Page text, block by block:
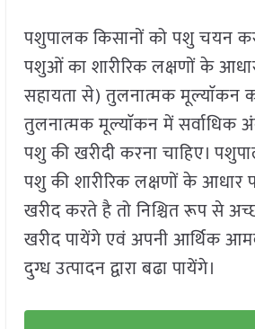
पशुपालक किसानों को पशु चयन
पशुओं का शारीरिक लक्षणों के
सहायता से) तुलनात्मक मूल्याॅकन
तुलनात्मक मूल्याॅकन में सर्वाधिक
पशु की खरीदी करना चाहिए।
पशु की शारीरिक लक्षणों के
खरीद करते है तो निश्चित रूप से
खरीद पायेंगे एवं अपनी आर्थिक
दुग्ध उत्पादन द्वारा बढा पायेंगे।